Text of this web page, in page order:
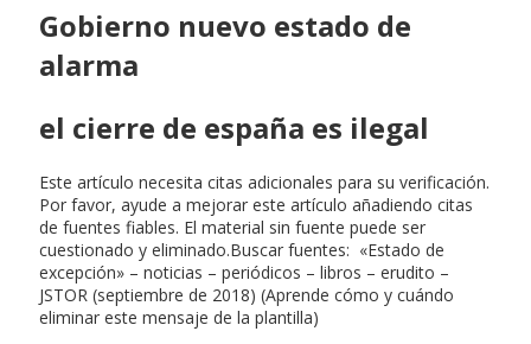
Gobierno nuevo estado de
alarma
el cierre de españa es ilegal
Este artículo necesita citas adicionales para su verificación.
Por favor, ayude a mejorar este artículo añadiendo citas
de fuentes fiables. El material sin fuente puede ser
cuestionado y eliminado.Buscar fuentes: «Estado de
excepción» – noticias – periódicos – libros – erudito –
JSTOR (septiembre de 2018) (Aprende cómo y cuándo
eliminar este mensaje de la plantilla)